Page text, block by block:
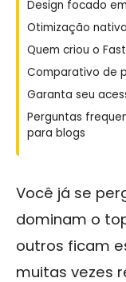
Design focado
Otimização
Quem criou o
Comparativo de
Garanta seu
Perguntas
para blogs
Você já se
dominam o
outros ficam
muitas vezes